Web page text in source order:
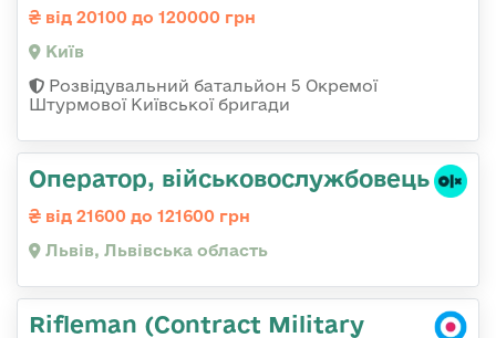
від 20100 до 120000 грн
Київ
Розвідувальний батальйон 5 Окремої
Штурмової Київської бригади
Оператор, військовослужбовець
від 21600 до 121600 грн
Львів, Львівська область
Rifleman (Contract Military